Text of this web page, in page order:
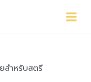
Menu